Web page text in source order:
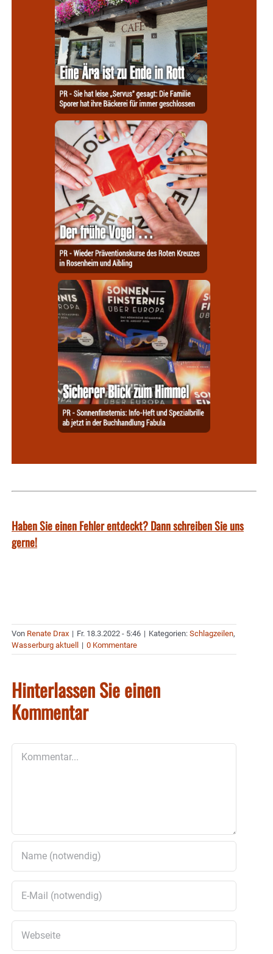
Haben Sie einen Fehler entdeckt? Dann schreiben Sie uns
gerne!
Von Renate Drax | Fr. 18.3.2022 - 5:46 | Kategorien: Schlagzeilen,
Wasserburg aktuell
| 0 Kommentare
Hinterlassen Sie einen
Kommentar